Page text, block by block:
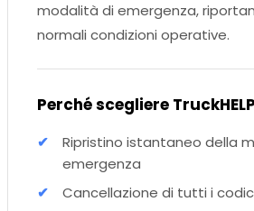
modalità di emergenza,
normali condizioni operative.
Perché scegliere
Ripristino istantaneo della
emergenza
Cancellazione di tutti i